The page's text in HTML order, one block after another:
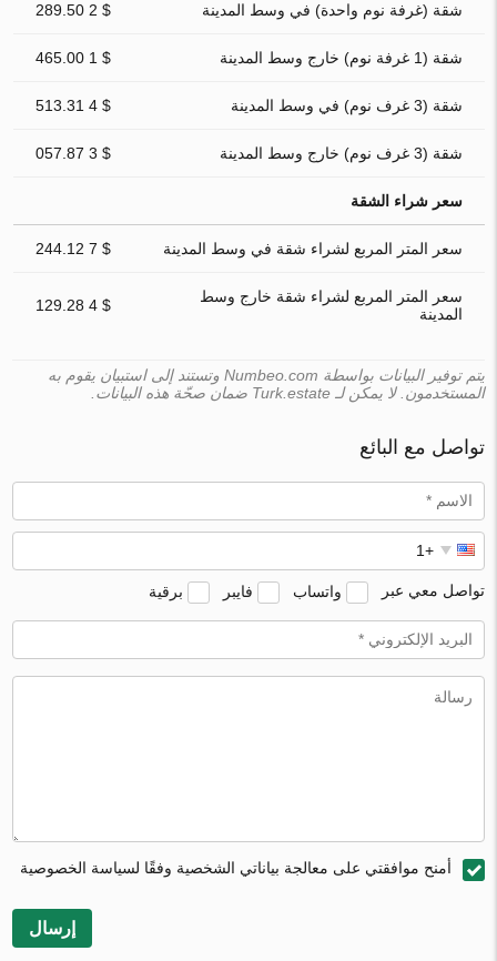
شقة (غرفة نوم واحدة) في وسط المدينة $ 2 289.50
شقة (1 غرفة نوم) خارج وسط المدينة $ 1 465.00
شقة (3 غرف نوم) في وسط المدينة $ 4 513.31
شقة (3 غرف نوم) خارج وسط المدينة $ 3 057.87
سعر شراء الشقة
سعر المتر المربع لشراء شقة في وسط المدينة $ 7 244.12
سعر المتر المربع لشراء شقة خارج وسط
المدينة
$ 4 129.28
يتم توفير البيانات بواسطة Numbeo.com وتستند إلى استبيان يقوم به
المستخدمون. لا يمكن لـ Turk.estate ضمان صحّة هذه البيانات.
تواصل مع البائع
تواصل معي عبر واتساب فايبر برقية
أمنح موافقتي على معالجة بياناتي الشخصية وفقًا لسياسة الخصوصية
إرسال